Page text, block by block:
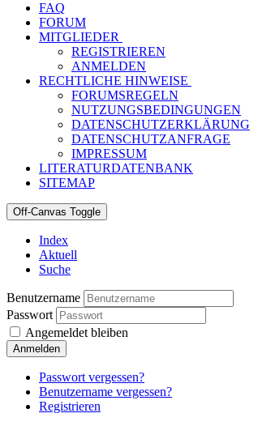
FAQ
FORUM
MITGLIEDER
REGISTRIEREN
ANMELDEN
RECHTLICHE HINWEISE
FORUMSREGELN
NUTZUNGSBEDINGUNGEN
DATENSCHUTZERKLÄRUNG
DATENSCHUTZANFRAGE
IMPRESSUM
LITERATURDATENBANK
SITEMAP
Off-Canvas Toggle
Index
Aktuell
Suche
Benutzername
Passwort
Angemeldet bleiben
Anmelden
Passwort vergessen?
Benutzername vergessen?
Registrieren